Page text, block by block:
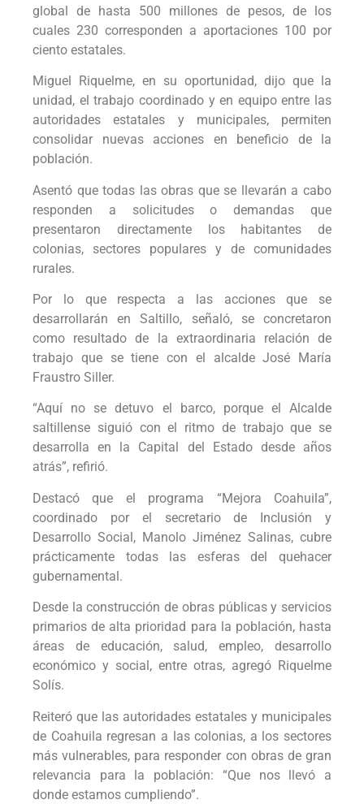
global de hasta 500 millones de pesos, de los
cuales 230 corresponden a aportaciones 100 por
ciento estatales.
Miguel Riquelme, en su oportunidad, dijo que la
unidad, el trabajo coordinado y en equipo entre las
autoridades estatales y municipales, permiten
consolidar nuevas acciones en beneficio de la
población.
Asentó que todas las obras que se llevarán a cabo
responden a solicitudes o demandas que
presentaron directamente los habitantes de
colonias, sectores populares y de comunidades
rurales.
Por lo que respecta a las acciones que se
desarrollarán en Saltillo, señaló, se concretaron
como resultado de la extraordinaria relación de
trabajo que se tiene con el alcalde José María
Fraustro Siller.
“Aquí no se detuvo el barco, porque el Alcalde
saltillense siguió con el ritmo de trabajo que se
desarrolla en la Capital del Estado desde años
atrás”, refirió.
Destacó que el programa “Mejora Coahuila”,
coordinado por el secretario de Inclusión y
Desarrollo Social, Manolo Jiménez Salinas, cubre
prácticamente todas las esferas del quehacer
gubernamental.
Desde la construcción de obras públicas y servicios
primarios de alta prioridad para la población, hasta
áreas de educación, salud, empleo, desarrollo
económico y social, entre otras, agregó Riquelme
Solís.
Reiteró que las autoridades estatales y municipales
de Coahuila regresan a las colonias, a los sectores
más vulnerables, para responder con obras de gran
relevancia para la población: “Que nos llevó a
donde estamos cumpliendo”.